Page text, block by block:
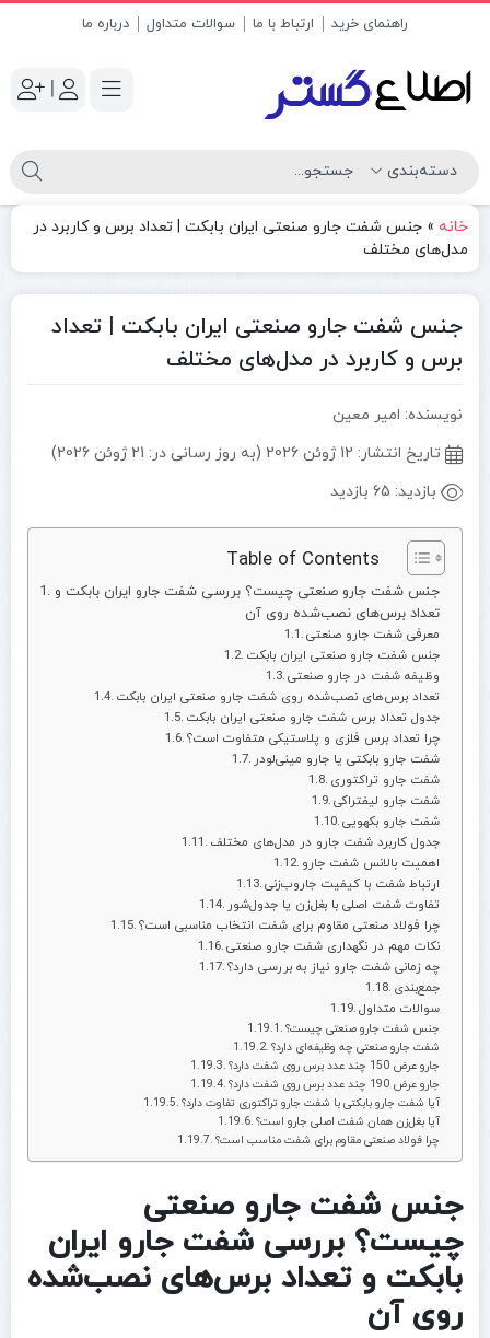
راهنمای خرید ارتباط با ما سوالات متداول درباره ما
|
خانه » جنس شفت جارو صنعتی ایران بابکت | تعداد برس و کاربرد در
مدل‌های مختلف
جنس شفت جارو صنعتی ایران بابکت | تعداد
برس و کاربرد در مدل‌های مختلف
نویسنده: امیر معین
تاریخ انتشار: 12 ژوئن 2026 (به روز رسانی در: 21 ژوئن 2026)
بازدید: 65 بازدید
Table of Contents
جنس شفت جارو صنعتی چیست؟ بررسی شفت جارو ایران بابکت و
تعداد برس‌های نصب‌شده روی آن
معرفی شفت جارو صنعتی
جنس شفت جارو صنعتی ایران بابکت
وظیفه شفت در جارو صنعتی
تعداد برس‌های نصب‌شده روی شفت جارو صنعتی ایران بابکت
جدول تعداد برس شفت جارو صنعتی ایران بابکت
چرا تعداد برس فلزی و پلاستیکی متفاوت است؟
شفت جارو بابکتی یا جارو مینی‌لودر
شفت جارو تراکتوری
شفت جارو لیفتراکی
شفت جارو بکهویی
جدول کاربرد شفت جارو در مدل‌های مختلف
اهمیت بالانس شفت جارو
ارتباط شفت با کیفیت جاروب‌زنی
تفاوت شفت اصلی با بغل‌زن یا جدول‌شور
چرا فولاد صنعتی مقاوم برای شفت انتخاب مناسبی است؟
نکات مهم در نگهداری شفت جارو صنعتی
چه زمانی شفت جارو نیاز به بررسی دارد؟
جمع‌بندی
سوالات متداول
جنس شفت جارو صنعتی چیست؟
شفت جارو صنعتی چه وظیفه‌ای دارد؟
جارو عرض 150 چند عدد برس روی شفت دارد؟
جارو عرض 190 چند عدد برس روی شفت دارد؟
آیا شفت جارو بابکتی با شفت جارو تراکتوری تفاوت دارد؟
آیا بغل‌زن همان شفت اصلی جارو است؟
چرا فولاد صنعتی مقاوم برای شفت مناسب است؟
جنس شفت جارو صنعتی
چیست؟ بررسی شفت جارو ایران
بابکت و تعداد برس‌های نصب‌شده
روی آن